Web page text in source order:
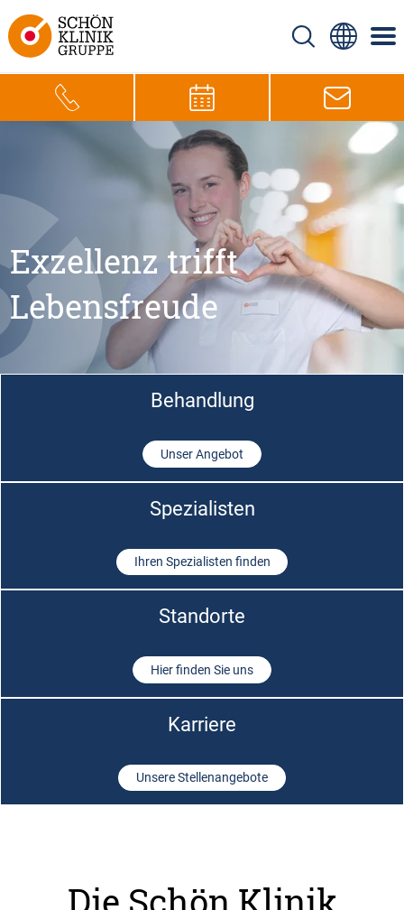
Exzellenz trifft
Lebensfreude
Behandlung
Unser Angebot
Spezialisten
Ihren Spezialisten finden
Standorte
Hier finden Sie uns
Karriere
Unsere Stellenangebote
Die Schön Klinik